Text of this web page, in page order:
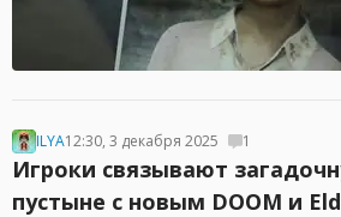
ILYA12:30, 3 декабря 2025 1
Игроки связывают
пустыне с новым DOOM и